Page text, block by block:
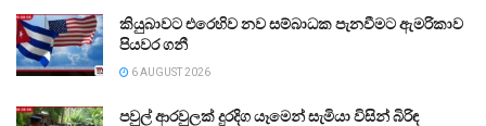
කියුබාවට එරෙහිව නව සම්බාධක පැනවීමට ඇමරිකාව
පියවර ගනී
6 AUGUST 2026
පවුල් ආරවුලක් දුරදිග යෑමෙන් සැමියා විසින් බිරිඳ